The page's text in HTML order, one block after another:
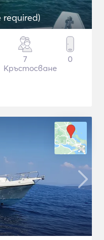
required)
7
Кръстосване
0